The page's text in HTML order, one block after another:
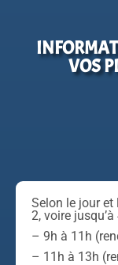
VOS
Selon le jour
2, voire
– 9h à 11h
– 11h à 13h